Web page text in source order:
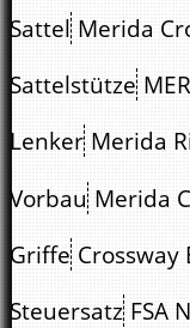
Sattel Merida
Sattelstütze
Lenker Merida
Vorbau Merida
Griffe Crossway
Steuersatz FSA